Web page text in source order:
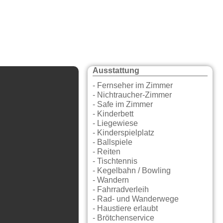
Ausstattung
- Fernseher im Zimmer
- Nichtraucher-Zimmer
- Safe im Zimmer
- Kinderbett
- Liegewiese
- Kinderspielplatz
- Ballspiele
- Reiten
- Tischtennis
- Kegelbahn / Bowling
- Wandern
- Fahrradverleih
- Rad- und Wanderwege
- Haustiere erlaubt
- Brötchenservice